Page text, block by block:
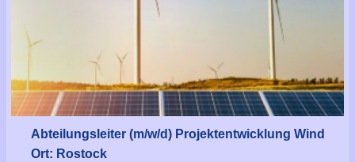
Abteilungsleiter (m/w/d) Projektentwicklung Wind
Ort: Rostock